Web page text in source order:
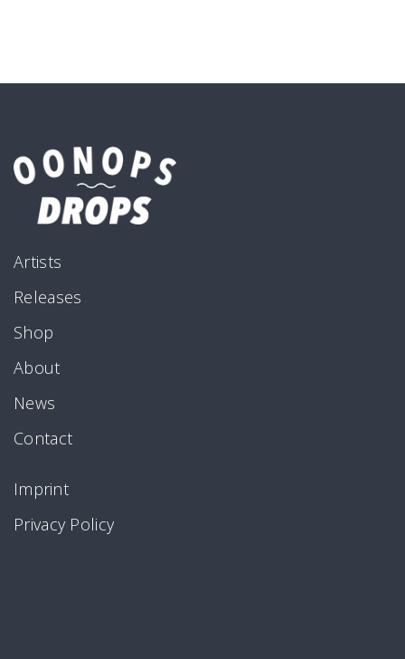
Artists
Releases
Shop
About
News
Contact
Imprint
Privacy Policy